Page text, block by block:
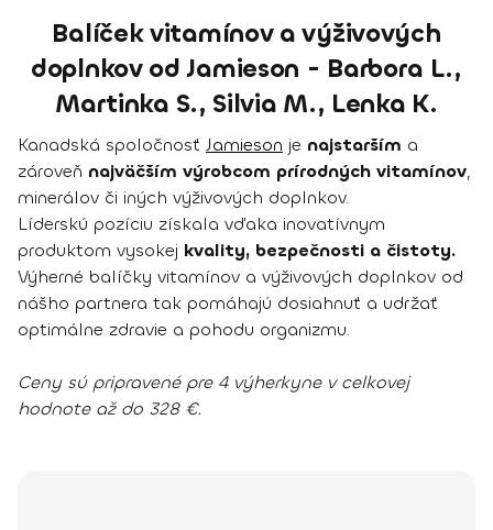
Balíček vitamínov a výživových
doplnkov od Jamieson - Barbora L.,
Martinka S., Silvia M., Lenka K.
Kanadská spoločnosť Jamieson je najstarším a
zároveň najväčším výrobcom prírodných vitamínov,
minerálov či iných výživových doplnkov.
Líderskú pozíciu získala vďaka inovatívnym
produktom vysokej kvality, bezpečnosti a čistoty.
Výherné balíčky vitamínov a výživových doplnkov od
nášho partnera tak pomáhajú dosiahnuť a udržať
optimálne zdravie a pohodu organizmu.
Ceny sú pripravené pre 4 výherkyne v celkovej
hodnote až do 328 €.